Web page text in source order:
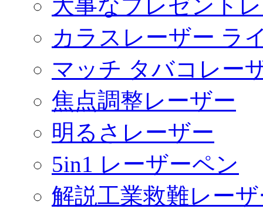
大事なプレゼント
カラスレーザー ラ
マッチ タバコレー
焦点調整レーザー
明るさレーザー
5in1 レーザーペン
解説工業救難レー